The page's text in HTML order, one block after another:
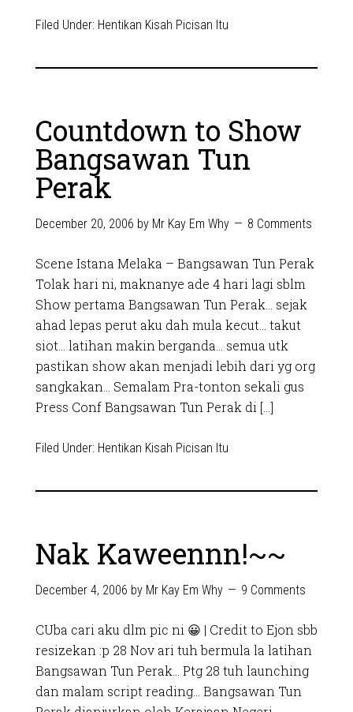
Filed Under: Hentikan Kisah Picisan Itu
Countdown to Show
Bangsawan Tun
Perak
December 20, 2006 by Mr Kay Em Why 8 Comments
Scene Istana Melaka – Bangsawan Tun Perak
Tolak hari ni, maknanye ade 4 hari lagi sblm
Show pertama Bangsawan Tun Perak… sejak
ahad lepas perut aku dah mula kecut… takut
siot… latihan makin berganda… semua utk
pastikan show akan menjadi lebih dari yg org
sangkakan… Semalam Pra-tonton sekali gus
Press Conf Bangsawan Tun Perak di […]
Filed Under: Hentikan Kisah Picisan Itu
Nak Kaweennn!~~
December 4, 2006 by Mr Kay Em Why 9 Comments
CUba cari aku dlm pic ni 😀 | Credit to Ejon sbb
resizekan :p 28 Nov ari tuh bermula la latihan
Bangsawan Tun Perak… Ptg 28 tuh launching
dan malam script reading… Bangsawan Tun